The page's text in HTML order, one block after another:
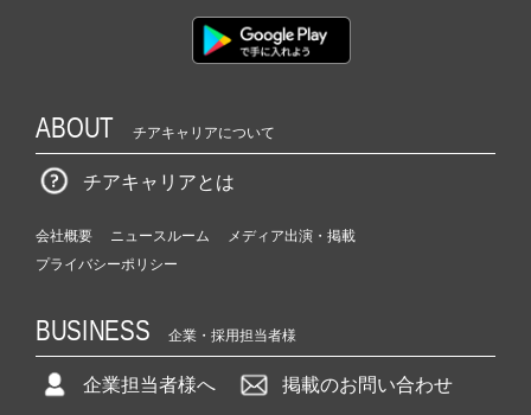
ABOUT チアキャリアについて
チアキャリアとは
会社概要 ニュースルーム
メディア出演・掲載
プライバシーポリシー
BUSINESS 企業・採用担当者様
企業担当者様へ 掲載のお問い合わせ